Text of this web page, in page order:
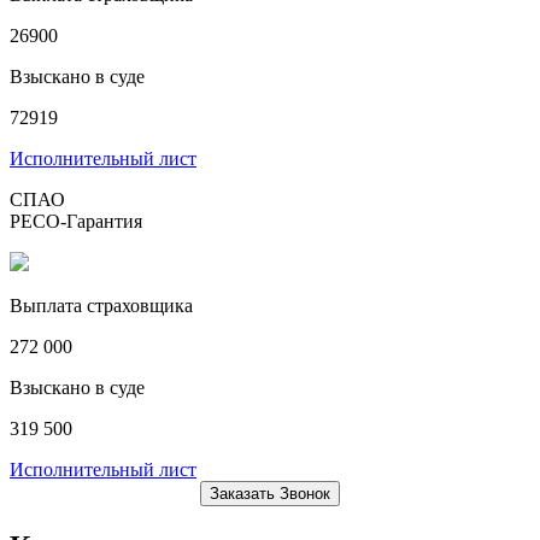
26900
Взыскано в суде
72919
Исполнительный лист
СПАО
РЕСО-Гарантия
Выплата страховщика
272 000
Взыскано в суде
319 500
Исполнительный лист
Заказать Звонок